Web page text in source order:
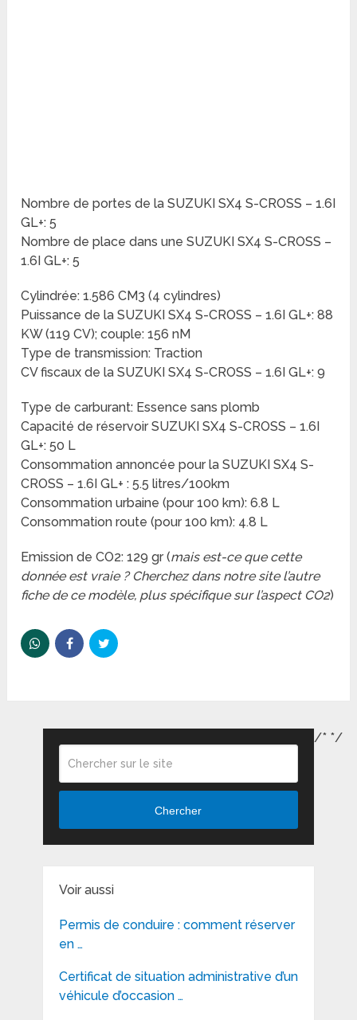
Nombre de portes de la SUZUKI SX4 S-CROSS – 1.6I
GL+: 5
Nombre de place dans une SUZUKI SX4 S-CROSS –
1.6I GL+: 5
Cylindrée: 1.586 CM3 (4 cylindres)
Puissance de la SUZUKI SX4 S-CROSS – 1.6I GL+: 88
KW (119 CV); couple: 156 nM
Type de transmission: Traction
CV fiscaux de la SUZUKI SX4 S-CROSS – 1.6I GL+: 9
Type de carburant: Essence sans plomb
Capacité de réservoir SUZUKI SX4 S-CROSS – 1.6I
GL+: 50 L
Consommation annoncée pour la SUZUKI SX4 S-
CROSS – 1.6I GL+ : 5.5 litres/100km
Consommation urbaine (pour 100 km): 6.8 L
Consommation route (pour 100 km): 4.8 L
Emission de CO2: 129 gr (mais est-ce que cette
donnée est vraie ? Cherchez dans notre site l’autre
fiche de ce modèle, plus spécifique sur l’aspect CO2)
Chercher
Voir aussi
Permis de conduire : comment réserver
en …
Certificat de situation administrative d’un
véhicule d’occasion …
/* */